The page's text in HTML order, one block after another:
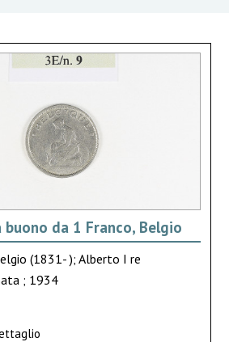
buono da 1 Franco, Belgio
(1831- ); Alberto I re
; 1934